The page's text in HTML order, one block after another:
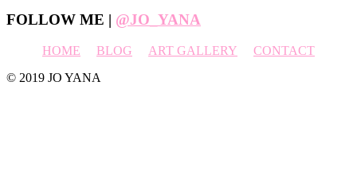
Footer
FOLLOW ME | @JO_YANA
HOME BLOG ART GALLERY
CONTACT
© 2019 JO YANA